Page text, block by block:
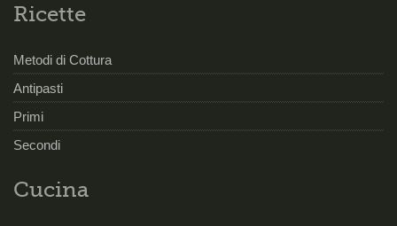
Ricette
Metodi di Cottura
Antipasti
Primi
Secondi
Cucina